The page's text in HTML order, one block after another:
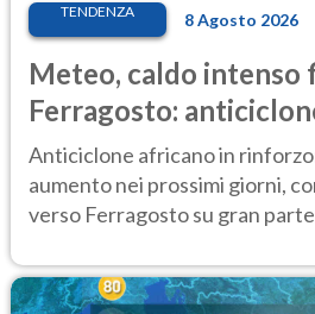
TENDENZA 8 Agosto 2026
Meteo, caldo intenso
Ferragosto:
ancora protagonista
Anticiclone africano in
aumento nei prossimi giorni,
verso Ferragosto su gran